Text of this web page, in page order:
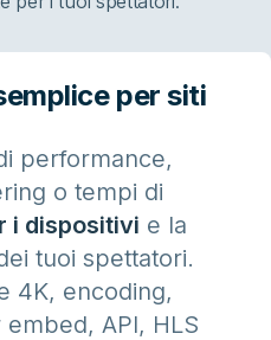
per siti
performance,
o tempi di
i dispositivi e la
tuoi spettatori.
4K, encoding,
API, HLS